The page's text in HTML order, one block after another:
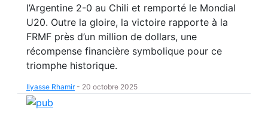
l’Argentine 2-0 au Chili et remporté le Mondial
U20. Outre la gloire, la victoire rapporte à la
FRMF près d’un million de dollars, une
récompense financière symbolique pour ce
triomphe historique.
Ilyasse Rhamir- 20 octobre 2025